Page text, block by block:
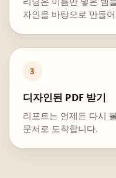
자인을 바탕으로 만들
3
디자인된 PDF 받기
리포트는 언제든 다시
문서로 도착합니다.